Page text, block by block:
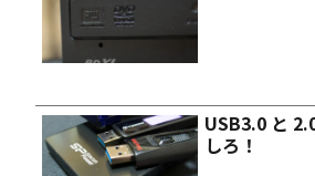
USB3.0 と
しろ！